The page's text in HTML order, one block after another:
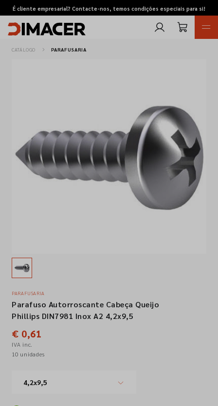
É cliente empresarial? Contacte-nos, temos condições especiais para si!
Pedidos de cotação
Contactos
Siga-nos nas redes sociais
CATÁLOGO PARAFUSARIA
PARAFUSARIA
Parafuso Autorroscante Cabeça Queijo
Phillips DIN7981 Inox A2 4,2x9,5
€ 0,61
IVA inc.
10 unidades
4,2x9,5